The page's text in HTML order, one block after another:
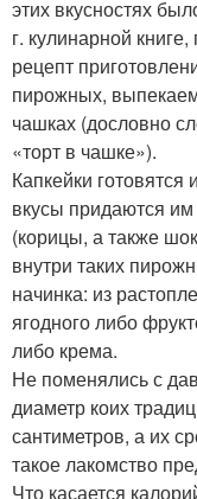
этих вкусностях
г. кулинарной
рецепт
пирожных,
чашках (дословно
«торт в чашке»).
Капкейки готовятся
вкусы придаются
(корицы, а также
внутри таких
начинка: из
ягодного либо
либо крема.
Не поменялись с
диаметр коих
сантиметров, а их
такое лакомство
Что касается